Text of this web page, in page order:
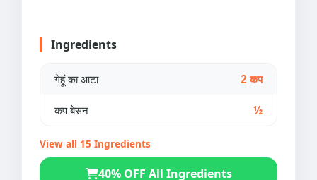
Ingredients
गेहूं का आटा 2 कप
कप बेसन ½
View all 15 Ingredients
40% OFF All Ingredients